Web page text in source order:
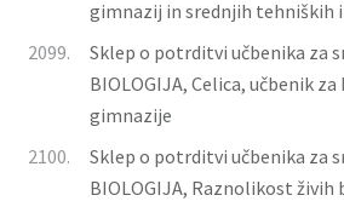
gimnazij in srednjih tehniških
2099.
Sklep o potrditvi učbenika za
BIOLOGIJA, Celica, učbenik
gimnazije
2100.
Sklep o potrditvi učbenika za
BIOLOGIJA, Raznolikost živih